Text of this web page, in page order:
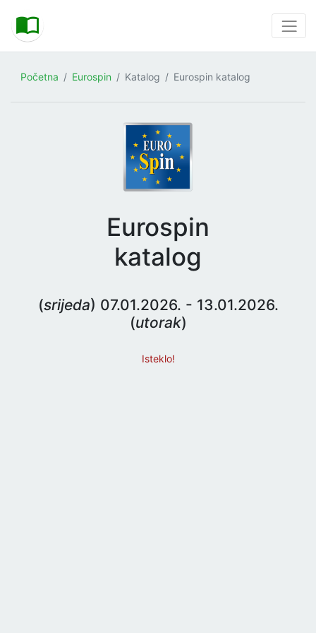
Početna Eurospin Katalog Eurospin katalog
Eurospin
katalog
(srijeda) 07.01.2026. - 13.01.2026.
(utorak)
Isteklo!